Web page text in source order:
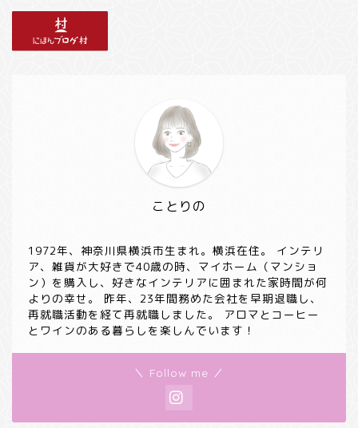
ことりの
1972年、神奈川県横浜市生まれ。横浜在住。 インテリ
ア、雑貨が大好きで40歳の時、マイホーム（マンショ
ン）を購入し、好きなインテリアに囲まれた家時間が何
よりの幸せ。 昨年、23年間務めた会社を早期退職し、
再就職活動を経て再就職しました。 アロマとコーヒー
とワインのある暮らしを楽しんでいます！
＼ Follow me ／